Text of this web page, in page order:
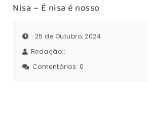
Nisa – É nisa é nosso
: 25 de Outubro, 2024
Redação::
Comentários: 0